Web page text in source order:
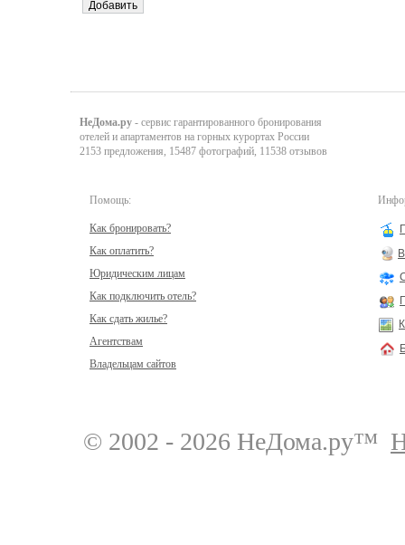
НеДома.ру - сервис гарантированного бронирования
отелей и апартаментов на горных курортах России
2153 предложения, 15487 фотографий, 11538 отзывов
Помощь:
Как бронировать?
Как оплатить?
Юридическим лицам
Как подключить отель?
Как сдать жилье?
Агентствам
Владельцам сайтов
© 2002 - 2026 НеДома.ру™